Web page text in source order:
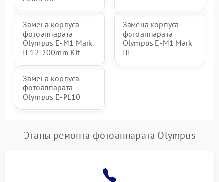
Замена корпуса
фотоаппарата
Olympus E‑M1 Mark
II 12-200mm Kit
Замена корпуса
фотоаппарата
Olympus E‑M1 Mark
III
Замена корпуса
фотоаппарата
Olympus E‑PL10
Этапы ремонта фотоаппарата Olympus